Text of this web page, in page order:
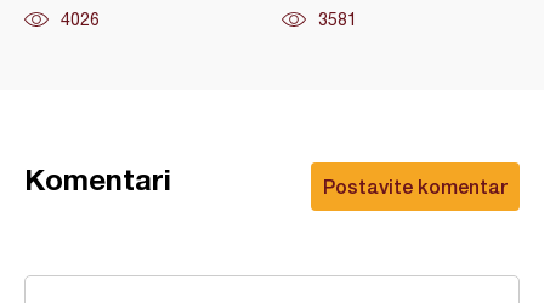
4026 3581
Postavite komentar
Komentari